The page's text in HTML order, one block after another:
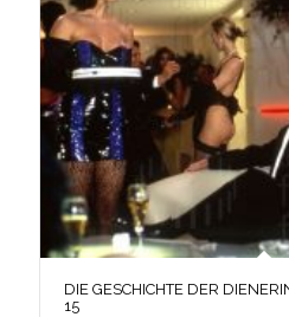
DIE GESCHICHTE DER
15